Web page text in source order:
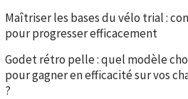
Maîtriser les bases du vélo trial :
pour progresser efficacement
Godet rétro pelle : quel modèle
pour gagner en efficacité sur vos
?